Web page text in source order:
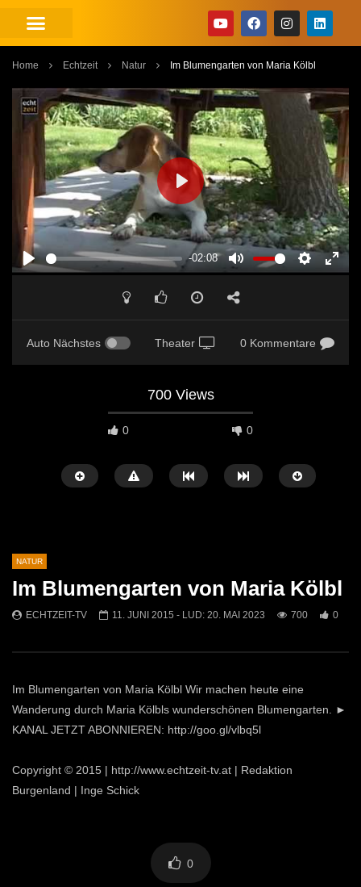
Home Echtzeit Natur Im Blumengarten von Maria Kölbl
PLAY
-02:08
MUTE SETTINGS
PLAY
Auto Nächstes Theater 0 Kommentare
700 Views
0 0
ECHTZEIT-TV
21. OKTOBER 2025
ECHTZEIT-TV
29.
NATUR
Im Blumengarten von Maria Kölbl
ECHTZEIT-TV 11. JUNI 2015 - LUD: 20. MAI 2023 700 0
Im Blumengarten von Maria Kölbl Wir machen heute eine
Wanderung durch Maria Kölbls wunderschönen Blumengarten. ►
KANAL JETZT ABONNIEREN: http://goo.gl/vlbq5l
Copyright © 2015 | http://www.echtzeit-tv.at | Redaktion
Burgenland | Inge Schick
0